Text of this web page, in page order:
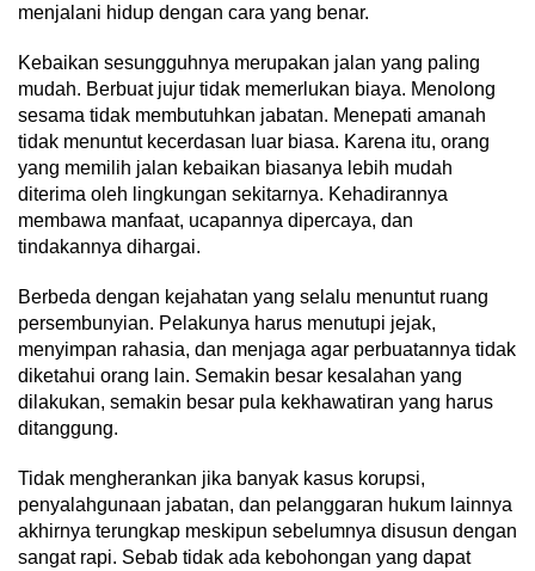
menjalani hidup dengan cara yang benar.
Kebaikan sesungguhnya merupakan jalan yang paling
mudah. Berbuat jujur tidak memerlukan biaya. Menolong
sesama tidak membutuhkan jabatan. Menepati amanah
tidak menuntut kecerdasan luar biasa. Karena itu, orang
yang memilih jalan kebaikan biasanya lebih mudah
diterima oleh lingkungan sekitarnya. Kehadirannya
membawa manfaat, ucapannya dipercaya, dan
tindakannya dihargai.
Berbeda dengan kejahatan yang selalu menuntut ruang
persembunyian. Pelakunya harus menutupi jejak,
menyimpan rahasia, dan menjaga agar perbuatannya tidak
diketahui orang lain. Semakin besar kesalahan yang
dilakukan, semakin besar pula kekhawatiran yang harus
ditanggung.
Tidak mengherankan jika banyak kasus korupsi,
penyalahgunaan jabatan, dan pelanggaran hukum lainnya
akhirnya terungkap meskipun sebelumnya disusun dengan
sangat rapi. Sebab tidak ada kebohongan yang dapat